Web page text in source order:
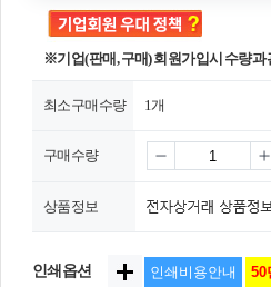
※기업(판매, 구매) 회원가입시 수량과
최소구매수량 1개
구매수량
상품정보
인쇄옵션 인쇄비용안내 50